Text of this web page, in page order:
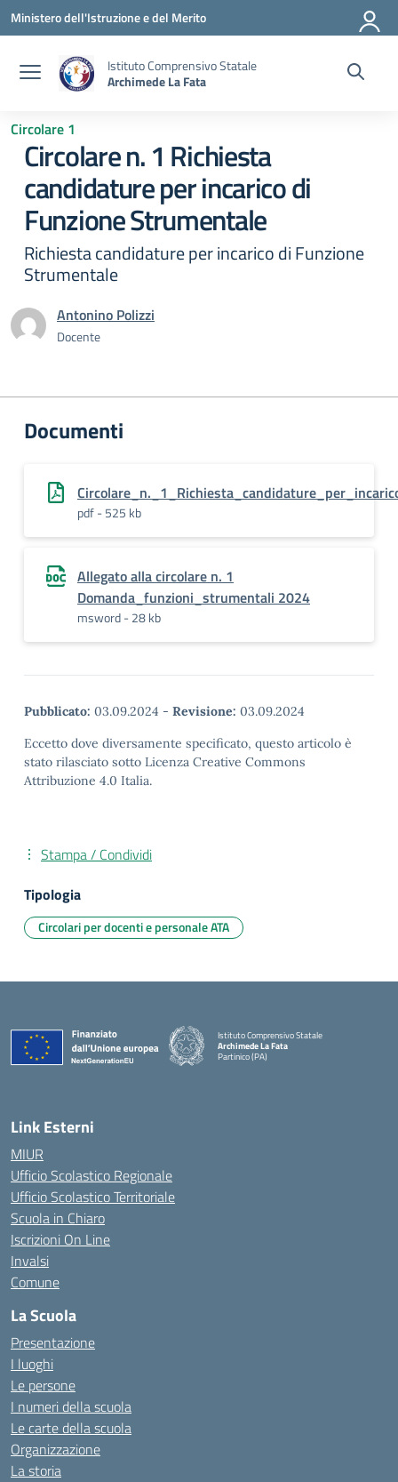
Vai ai contenuti
Vai al menu di navigazione
Vai al footer
Ministero dell'Istruzione e del Merito
Istituto Comprensivo Statale
Archimede La Fata
Circolare 1
Circolare n. 1 Richiesta
candidature per incarico di
Funzione Strumentale
Richiesta candidature per incarico di Funzione
Strumentale
Antonino Polizzi
Docente
Documenti
pdf - 525 kb
Allegato alla circolare n. 1
Domanda_funzioni_strumentali 2024
msword - 28 kb
Pubblicato: 03.09.2024 - Revisione: 03.09.2024
Eccetto dove diversamente specificato, questo articolo è
stato rilasciato sotto Licenza Creative Commons
Attribuzione 4.0 Italia.
Stampa / Condividi
Tipologia
Circolari per docenti e personale ATA
Istituto Comprensivo Statale
Archimede La Fata
Partinico (PA)
Link Esterni
MIUR
Ufficio Scolastico Regionale
Ufficio Scolastico Territoriale
Scuola in Chiaro
Iscrizioni On Line
Invalsi
Comune
La Scuola
Presentazione
I luoghi
Le persone
I numeri della scuola
Le carte della scuola
Organizzazione
La storia